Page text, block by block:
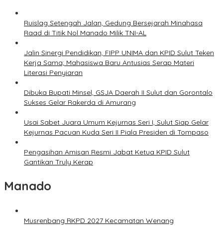
Ruislag Setengah Jalan, Gedung Bersejarah Minahasa
Raad di Titik Nol Manado Milik TNI-AL
Jalin Sinergi Pendidikan, FIPP UNIMA dan KPID Sulut Teken
Kerja Sama; Mahasiswa Baru Antusias Serap Materi
Literasi Penyiaran
Dibuka Bupati Minsel, GSJA Daerah II Sulut dan Gorontalo
Sukses Gelar Rakerda di Amurang
Usai Sabet Juara Umum Kejurnas Seri I, Sulut Siap Gelar
Kejurnas Pacuan Kuda Seri II Piala Presiden di Tompaso
Pengasihan Amisan Resmi Jabat Ketua KPID Sulut
Gantikan Truly Kerap
Manado
Musrenbang RKPD 2027 Kecamatan Wenang